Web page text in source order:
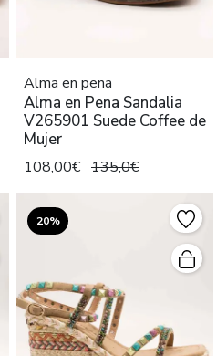
Alma en pena
Alma en Pena Sandalia
V265901 Suede Coffee de
Mujer
108,00€ 135,0€
20%